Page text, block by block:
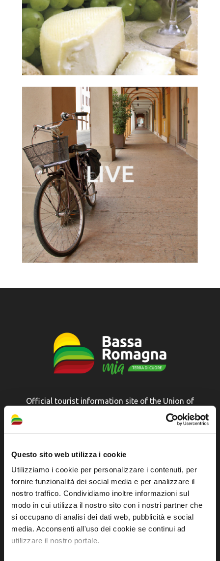
Questo sito web utilizza i cookie
Utilizziamo i cookie per personalizzare i contenuti, per
fornire funzionalità dei social media e per analizzare il
nostro traffico. Condividiamo inoltre informazioni sul
modo in cui utilizza il nostro sito con i nostri partner che
si occupano di analisi dei dati web, pubblicità e social
media. Acconsenti all'uso dei cookie se continui ad
utilizzare il nostro portale.
Official tourist information site of the Union of
Municipalities of Bassa Romagna
Piazza della Libertà, 13
turismo@unione.labassaromagna.it
P.IVA e Cod. Fiscale 02291370399
P.E.C. pg.unione.labassaromagna.it@legalmail.it